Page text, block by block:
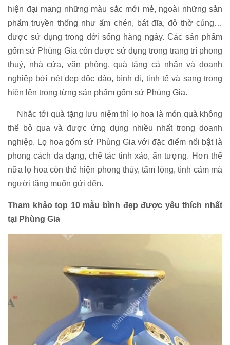
hiện đại mang những màu sắc mới mẻ, ngoài những sản
phẩm truyền thống như ấm chén, bát đĩa, đô thờ cúng…
được sử dụng trong đời sống hàng ngày. Các sản phẩm
gốm sứ Phùng Gia còn được sử dụng trong trang trí phong
thuỷ, nhà cửa, văn phòng, quà tặng cá nhân và doanh
nghiệp bởi nét đẹp độc đáo, bình dị, tinh tế và sang trọng
hiện lên trong từng sản phẩm gốm sứ Phùng Gia.
Nhắc tới quà tặng lưu niệm thì lọ hoa là món quà không
thể bỏ qua và được ứng dụng nhiều nhất trong doanh
nghiệp. Lọ hoa gốm sứ Phùng Gia với đặc điểm nổi bật là
phong cách đa dạng, chế tác tinh xảo, ấn tượng. Hơn thế
nữa lọ hoa còn thể hiện phong thủy, tấm lòng, tình cảm mà
người tặng muốn gửi đến.
Tham khảo top 10 mẫu bình đẹp được yêu thích nhất
tại Phùng Gia